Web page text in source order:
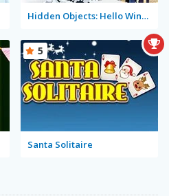
Hidden Objects: Hello Winter
Santa Solitaire
5